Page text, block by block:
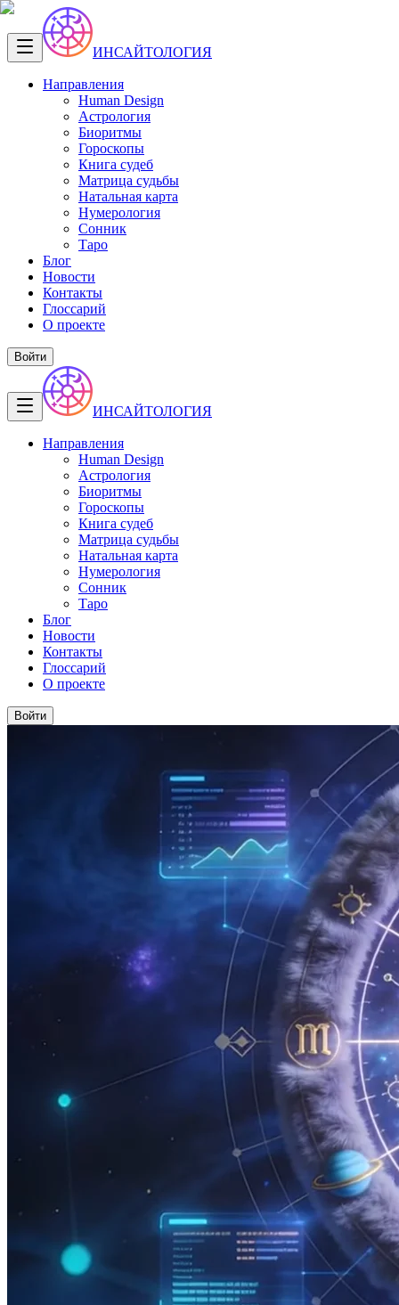
ИНСАЙТОЛОГИЯ
Направления
Human Design
Астрология
Биоритмы
Гороскопы
Книга судеб
Матрица судьбы
Натальная карта
Нумерология
Сонник
Таро
Блог
Новости
Контакты
Глоссарий
О проекте
Войти
ИНСАЙТОЛОГИЯ
Направления
Human Design
Астрология
Биоритмы
Гороскопы
Книга судеб
Матрица судьбы
Натальная карта
Нумерология
Сонник
Таро
Блог
Новости
Контакты
Глоссарий
О проекте
Войти